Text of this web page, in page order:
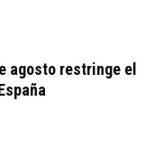
agosto restringe el